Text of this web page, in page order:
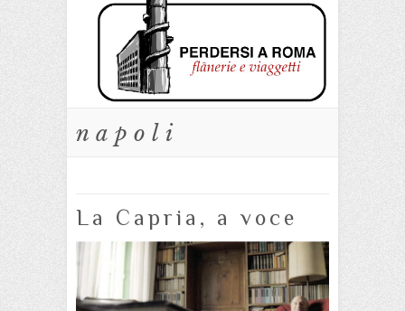
napoli
La Capria, a voce